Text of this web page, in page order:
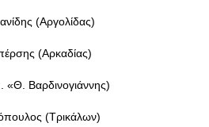
(Αργολίδας)
(Αρκαδίας)
Βαρδινογιάννης)
(Τρικάλων)